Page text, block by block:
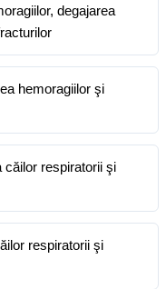
degajarea
hemoragiilor şi
căilor respiratorii şi
respiratorii şi